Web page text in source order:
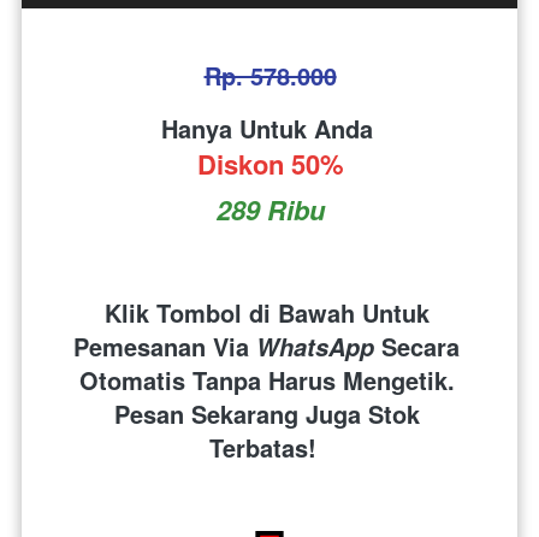
Rp. 578.000
Hanya Untuk Anda
Diskon 50%
289 Ribu
Klik Tombol di Bawah Untuk
Pemesanan Via WhatsApp Secara
Otomatis Tanpa Harus Mengetik.
Pesan Sekarang Juga Stok
Terbatas!